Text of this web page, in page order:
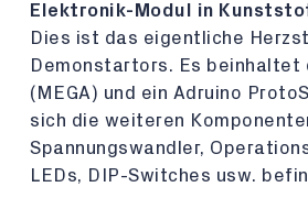
Elektronik-Modul in
Dies ist das eigentliche
Demonstartors. Es beinhaltet
(MEGA) und ein Adruino
sich die weiteren
Spannungswandler,
LEDs, DIP-Switches usw.